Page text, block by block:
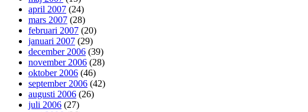
april 2007 (24)
mars 2007 (28)
februari 2007 (20)
januari 2007 (29)
december 2006 (39)
november 2006 (28)
oktober 2006 (46)
september 2006 (42)
augusti 2006 (26)
juli 2006 (27)